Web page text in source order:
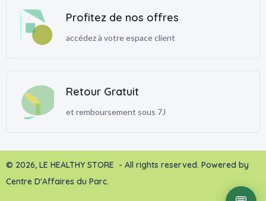
Profitez de nos offres
accédez à votre espace client
Retour Gratuit
et remboursement sous 7J
© 2026, LE HEALTHY STORE - All rights reserved. Powered by
Centre D'Affaires du Parc.